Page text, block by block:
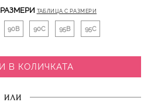
РАЗМЕРИ ТАБЛИЦА С РАЗМЕРИ
90B 90C 95B 95C
В КОЛИЧКАТА
ИЛИ